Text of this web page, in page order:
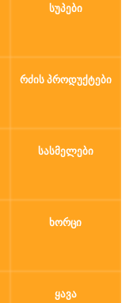
ᲡᲣᲞᲔᲑᲘ
ᲠᲫᲘᲡ ᲞᲠᲝᲓᲣᲥᲢᲔᲑᲘ
ᲡᲐᲡᲛᲔᲚᲔᲑᲘ
ᲮᲝᲠᲪᲘ
ᲧᲐᲕᲐ